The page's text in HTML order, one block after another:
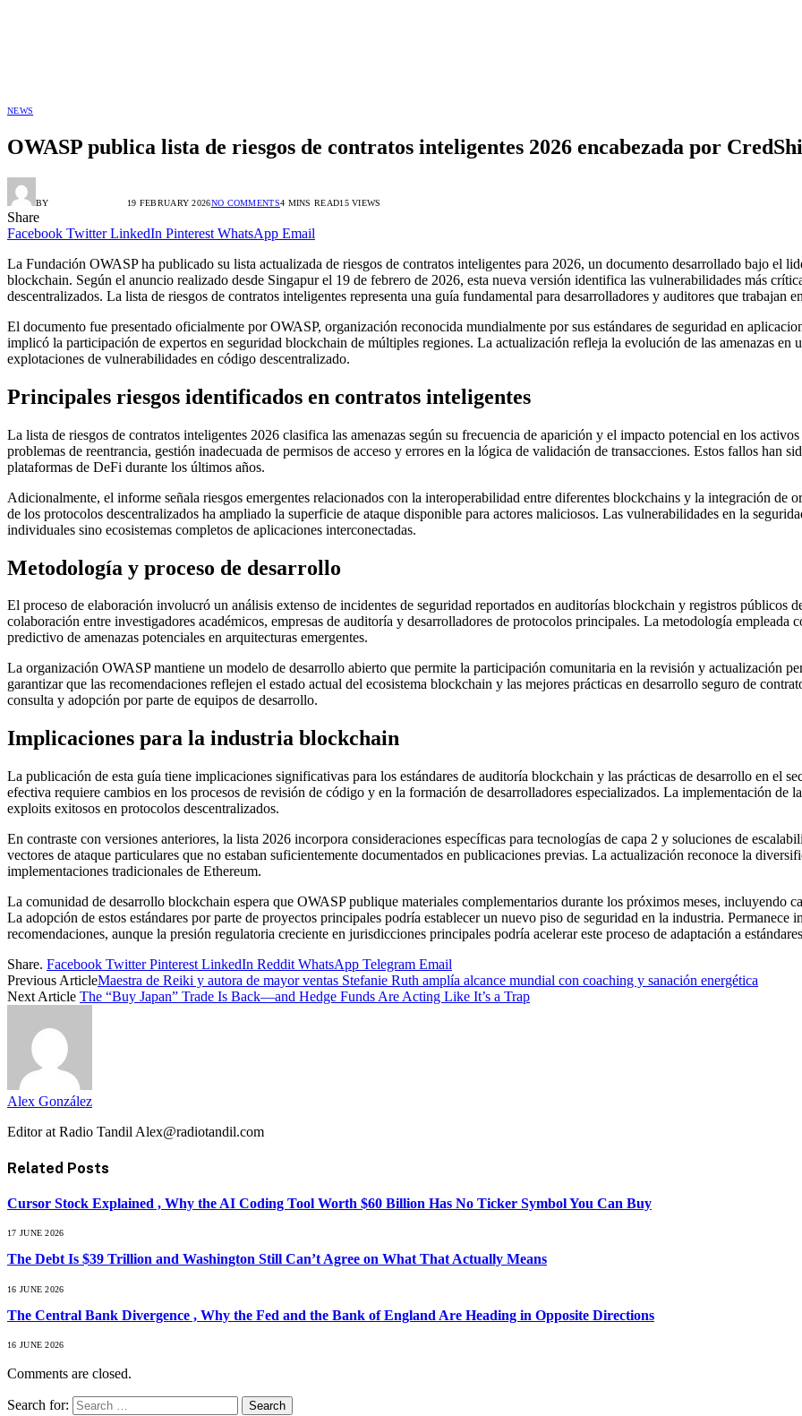
NEWS
OWASP publica lista de riesgos de contratos inteligentes 2026 encabezada por
BY 19 FEBRUARY 2026NO COMMENTS4 MINS READ15VIEWS
Share
Facebook Twitter LinkedIn Pinterest WhatsApp Email
La Fundación OWASP ha publicado su lista actualizada de riesgos de contratos inteligentes para 2026, un documento desarrollado bajo el
blockchain. Según el anuncio realizado desde Singapur el 19 de febrero de 2026, esta nueva versión identifica las vulnerabilidades más
descentralizados. La lista de riesgos de contratos inteligentes representa una guía fundamental para desarrolladores y auditores que trabajan
El documento fue presentado oficialmente por OWASP, organización reconocida mundialmente por sus estándares de seguridad en
implicó la participación de expertos en seguridad blockchain de múltiples regiones. La actualización refleja la evolución de las amenazas en
explotaciones de vulnerabilidades en código descentralizado.
Principales riesgos identificados en contratos inteligentes
La lista de riesgos de contratos inteligentes 2026 clasifica las amenazas según su frecuencia de aparición y el impacto potencial en los
problemas de reentrancia, gestión inadecuada de permisos de acceso y errores en la lógica de validación de transacciones. Estos fallos han
plataformas de DeFi durante los últimos años.
Adicionalmente, el informe señala riesgos emergentes relacionados con la interoperabilidad entre diferentes blockchains y la integración de
de los protocolos descentralizados ha ampliado la superficie de ataque disponible para actores maliciosos. Las vulnerabilidades en la
individuales sino ecosistemas completos de aplicaciones interconectadas.
Metodología y proceso de desarrollo
El proceso de elaboración involucró un análisis extenso de incidentes de seguridad reportados en auditorías blockchain y registros públicos
colaboración entre investigadores académicos, empresas de auditoría y desarrolladores de protocolos principales. La metodología
predictivo de amenazas potenciales en arquitecturas emergentes.
La organización OWASP mantiene un modelo de desarrollo abierto que permite la participación comunitaria en la revisión y actualización
garantizar que las recomendaciones reflejen el estado actual del ecosistema blockchain y las mejores prácticas en desarrollo seguro de
consulta y adopción por parte de equipos de desarrollo.
Implicaciones para la industria blockchain
La publicación de esta guía tiene implicaciones significativas para los estándares de auditoría blockchain y las prácticas de desarrollo en el
efectiva requiere cambios en los procesos de revisión de código y en la formación de desarrolladores especializados. La implementación de
exploits exitosos en protocolos descentralizados.
En contraste con versiones anteriores, la lista 2026 incorpora consideraciones específicas para tecnologías de capa 2 y soluciones de
vectores de ataque particulares que no estaban suficientemente documentados en publicaciones previas. La actualización reconoce la
implementaciones tradicionales de Ethereum.
La comunidad de desarrollo blockchain espera que OWASP publique materiales complementarios durante los próximos meses, incluyendo
La adopción de estos estándares por parte de proyectos principales podría establecer un nuevo piso de seguridad en la industria.
recomendaciones, aunque la presión regulatoria creciente en jurisdicciones principales podría acelerar este proceso de adaptación a
Share. Facebook Twitter Pinterest LinkedIn Reddit WhatsApp Telegram Email
Previous ArticleMaestra de Reiki y autora de mayor ventas Stefanie Ruth amplía alcance mundial con coaching y sanación energética
Next Article The “Buy Japan” Trade Is Back—and Hedge Funds Are Acting Like It’s a Trap
Alex González
Editor at Radio Tandil Alex@radiotandil.com
Related Posts
Cursor Stock Explained , Why the AI Coding Tool Worth $60 Billion Has No Ticker Symbol You Can Buy
17 JUNE 2026
The Debt Is $39 Trillion and Washington Still Can’t Agree on What That Actually Means
16 JUNE 2026
The Central Bank Divergence , Why the Fed and the Bank of England Are Heading in Opposite Directions
16 JUNE 2026
Comments are closed.
Search for: